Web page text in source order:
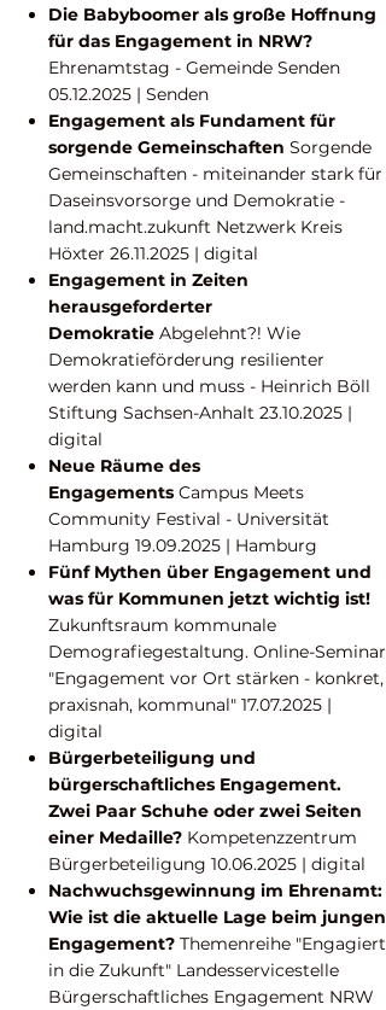
Die Babyboomer als große Hoffnung
für das Engagement in NRW?
Ehrenamtstag - Gemeinde Senden
05.12.2025 | Senden
Engagement als Fundament für
sorgende Gemeinschaften Sorgende
Gemeinschaften - miteinander stark für
Daseinsvorsorge und Demokratie -
land.macht.zukunft Netzwerk Kreis
Höxter 26.11.2025 | digital
Engagement in Zeiten
herausgeforderter
Demokratie Abgelehnt?! Wie
Demokratieförderung resilienter
werden kann und muss - Heinrich Böll
Stiftung Sachsen-Anhalt 23.10.2025 |
digital
Neue Räume des
Engagements Campus Meets
Community Festival - Universität
Hamburg 19.09.2025 | Hamburg
​Fünf Mythen über Engagement und
was für Kommunen jetzt wichtig ist!
Zukunftsraum kommunale
Demografiegestaltung. Online-Seminar
"Engagement vor Ort stärken - konkret,
praxisnah, kommunal" 17.07.2025 |
digital
Bürgerbeteiligung und
bürgerschaftliches Engagement.
Zwei Paar Schuhe oder zwei Seiten
einer Medaille? Kompetenzzentrum
Bürgerbeteiligung 10.06.2025 | digital
Nachwuchsgewinnung im Ehrenamt:
Wie ist die aktuelle Lage beim jungen
Engagement? Themenreihe "Engagiert
in die Zukunft" Landesservicestelle
Bürgerschaftliches Engagement NRW